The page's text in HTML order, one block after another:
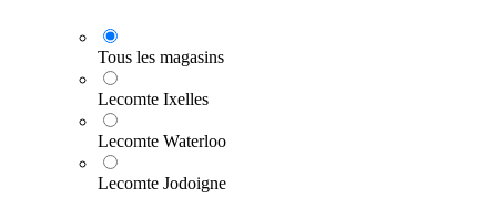
Tous les magasins
Lecomte Ixelles
Lecomte Waterloo
Lecomte Jodoigne